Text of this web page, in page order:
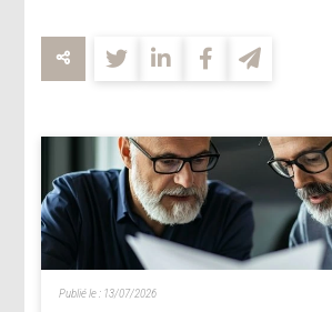
Publié le : 13/07/2026